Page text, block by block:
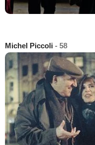
Michel Piccoli - 58